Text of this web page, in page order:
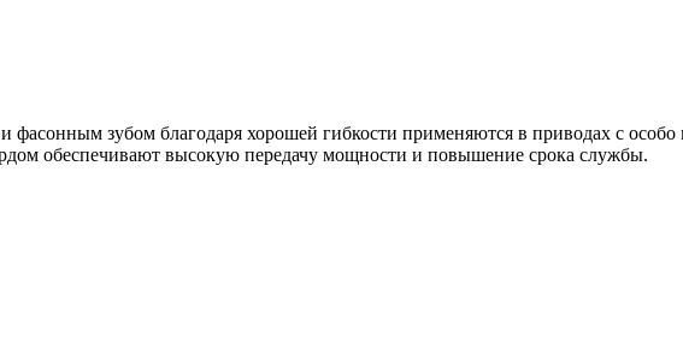
зубом благодаря хорошей гибкости применяются в приводах с
обеспечивают высокую передачу мощности и повышение срока службы.